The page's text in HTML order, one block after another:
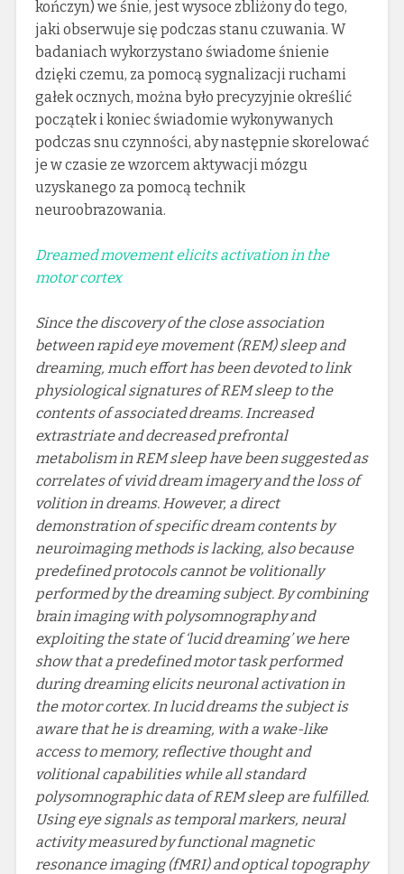
kończyn) we śnie, jest wysoce zbliżony do tego,
jaki obserwuje się podczas stanu czuwania. W
badaniach wykorzystano świadome śnienie
dzięki czemu, za pomocą sygnalizacji ruchami
gałek ocznych, można było precyzyjnie określić
początek i koniec świadomie wykonywanych
podczas snu czynności, aby następnie skorelować
je w czasie ze wzorcem aktywacji mózgu
uzyskanego za pomocą technik
neuroobrazowania.
Dreamed movement elicits activation in the
motor cortex
Since the discovery of the close association
between rapid eye movement (REM) sleep and
dreaming, much effort has been devoted to link
physiological signatures of REM sleep to the
contents of associated dreams. Increased
extrastriate and decreased prefrontal
metabolism in REM sleep have been suggested as
correlates of vivid dream imagery and the loss of
volition in dreams. However, a direct
demonstration of specific dream contents by
neuroimaging methods is lacking, also because
predefined protocols cannot be volitionally
performed by the dreaming subject. By combining
brain imaging with polysomnography and
exploiting the state of ‘lucid dreaming’ we here
show that a predefined motor task performed
during dreaming elicits neuronal activation in
the motor cortex. In lucid dreams the subject is
aware that he is dreaming, with a wake-like
access to memory, reflective thought and
volitional capabilities while all standard
polysomnographic data of REM sleep are fulfilled.
Using eye signals as temporal markers, neural
activity measured by functional magnetic
resonance imaging (fMRI) and optical topography